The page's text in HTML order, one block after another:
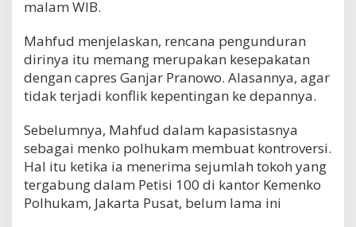
malam WIB.
Mahfud menjelaskan, rencana pengunduran
dirinya itu memang merupakan kesepakatan
dengan capres Ganjar Pranowo. Alasannya, agar
tidak terjadi konflik kepentingan ke depannya.
Sebelumnya, Mahfud dalam kapasistasnya
sebagai menko polhukam membuat kontroversi.
Hal itu ketika ia menerima sejumlah tokoh yang
tergabung dalam Petisi 100 di kantor Kemenko
Polhukam, Jakarta Pusat, belum lama ini